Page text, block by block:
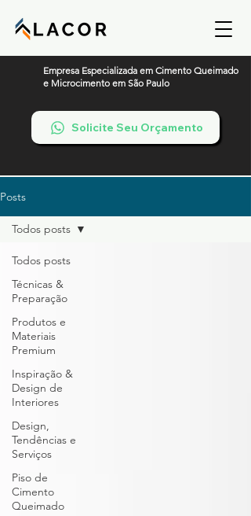
Empresa Especializada em Cimento Queimado
e Microcimento em São Paulo
Solicite Seu Orçamento
Posts
Todos posts
Técnicas &
Preparação
Produtos e
Materiais
Premium
Inspiração &
Design de
Interiores
Design,
Tendências e
Serviços
Piso de
Cimento
Queimado
Todos posts